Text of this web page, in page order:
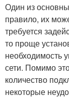
Один из
правило, их
требуется
то проще
необходимость
сети. Помимо
количество
некоторые